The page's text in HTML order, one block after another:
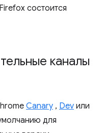
состоится
каналы
Canary , Dev или
для